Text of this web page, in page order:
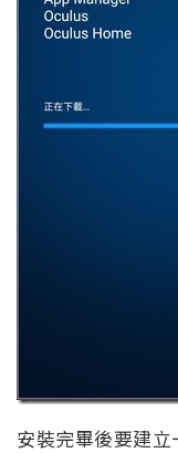
安裝完畢後要建